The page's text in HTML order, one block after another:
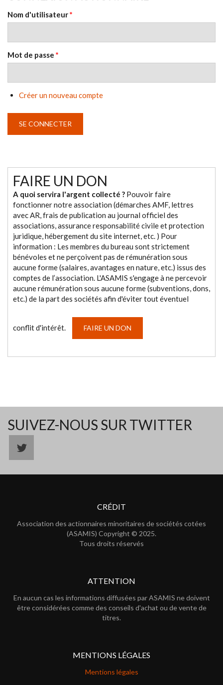
Nom d'utilisateur*
Mot de passe *
Créer un nouveau compte
FAIRE UN DON
A quoi servira l'argent collecté ? Pouvoir faire
fonctionner notre association (démarches AMF, lettres
avec AR, frais de publication au journal officiel des
associations, assurance responsabilité civile et protection
juridique, hébergement du site internet, etc. ) Pour
information : Les membres du bureau sont strictement
bénévoles et ne perçoivent pas de rémunération sous
aucune forme (salaires, avantages en nature, etc.) issus des
comptes de l’association. L'ASAMIS s'engage à ne percevoir
aucune rémunération sous aucune forme (subventions, dons,
etc.) de la part des sociétés afin d'éviter tout éventuel
conflit d'intérêt. FAIRE UN DON
SUIVEZ-NOUS SUR TWITTER
CRÉDIT
Association des actionnaires minoritaires de sociétés cotées
(ASAMIS) Copyright © 2025.
Tous droits réservés
ATTENTION
En aucun cas les informations diffusées par ASAMIS ne doivent
être considérées comme des conseils d'achat ou de vente de
titres.
MENTIONS LÉGALES
Mentions légales